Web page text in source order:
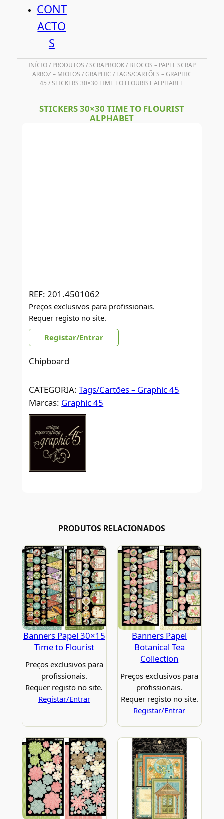
CONT
ACTO
S
INÍCIO/ PRODUTOS /SCRAPBOOK/ BLOCOS – PAPEL SCRAP
ARROZ – MIOLOS /GRAPHIC /TAGS/CARTÕES – GRAPHIC
45 / STICKERS 30×30 TIME TO FLOURIST ALPHABET
STICKERS 30×30 TIME TO FLOURIST
ALPHABET
REF: 201.4501062
Preços exclusivos para profissionais.
Requer registo no site.
Registar/Entrar
Chipboard
CATEGORIA:Tags/Cartões – Graphic 45
Marcas: Graphic 45
PRODUTOS RELACIONADOS
Banners Papel 30×15
Time to Flourist
Preços exclusivos para
profissionais.
Requer registo no site.
Registar/Entrar
Banners Papel
Botanical Tea
Collection
Preços exclusivos para
profissionais.
Requer registo no site.
Registar/Entrar